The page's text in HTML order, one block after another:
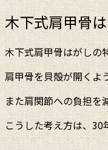
木下式肩甲骨
木下式肩甲骨はがしの
肩甲骨を貝殻が開くよ
また肩関節への負担を
こうした考え方は、30